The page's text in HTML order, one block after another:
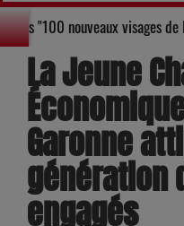
des "100 nouveaux
La Jeune
Garonne
génération
engagés